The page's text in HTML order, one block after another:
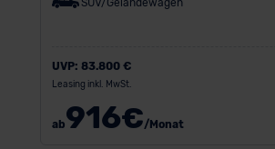
SUV/Geländewagen
UVP: 83.800 €
Leasing inkl. MwSt.
ab916€/Monat